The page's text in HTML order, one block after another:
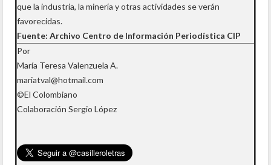
que la industria, la minería y otras actividades se verán
favorecidas.
Fuente: Archivo Centro de Información Periodística CIP
Por
María Teresa Valenzuela A.
mariatval@hotmail.com
©El Colombiano
Colaboración Sergio López